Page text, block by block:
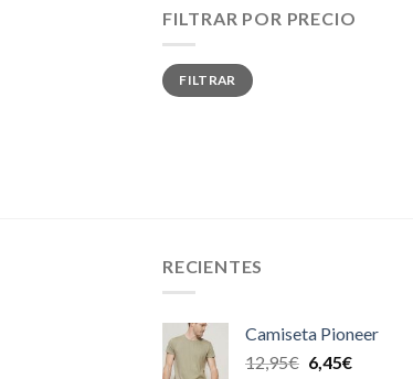
FILTRAR POR PRECIO
Precio
mínimo
Precio
máximo
FILTRAR
RECIENTES
Camiseta Pioneer
12,95€ 6,45€